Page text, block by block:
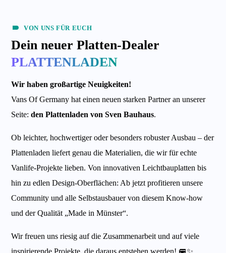
VON UNS FÜR EUCH
Dein neuer Platten-Dealer
PLATTENLADEN
Wir haben großartige Neuigkeiten!
Vans Of Germany hat einen neuen starken Partner an unserer
Seite:den Plattenladen von Sven Bauhaus.
Ob leichter, hochwertiger oder besonders robuster Ausbau – der
Plattenladen liefert genau die Materialien, die wir für echte
Vanlife-Projekte lieben. Von innovativen Leichtbauplatten bis
hin zu edlen Design-Oberflächen: Ab jetzt profitieren unsere
Community und alle Selbstausbauer von diesem Know-how
und der Qualität „Made in Münster“.
Wir freuen uns riesig auf die Zusammenarbeit und auf viele
inspirierende Projekte, die daraus entstehen werden! 🚐✨